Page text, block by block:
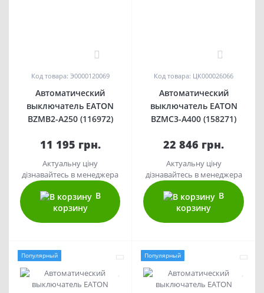
0
Код товара: Э0000120069
Автоматический
выключатель EATON
BZMB2-A250 (116972)
11 195 грн.
Актуальну ціну
дізнавайтесь в менеджера
В
корзину
0
Код товара: ЦК000026066
Автоматический
выключатель EATON
BZMC3-A400 (158271)
22 846 грн.
Актуальну ціну
дізнавайтесь в менеджера
В
корзину
Популярный Популярный